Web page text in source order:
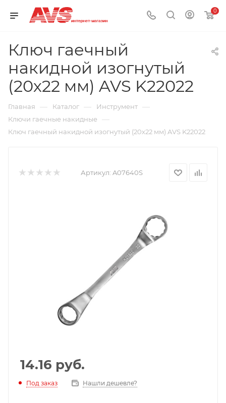
0
Ключ гаечный
накидной изогнутый
(20х22 мм) AVS K22022
Главная — Каталог — Инструмент —
Ключи гаечные накидные —
Ключ гаечный накидной изогнутый (20х22 мм) AVS K22022
Артикул: A07640S
14.16 руб.
Под заказ Нашли дешевле?